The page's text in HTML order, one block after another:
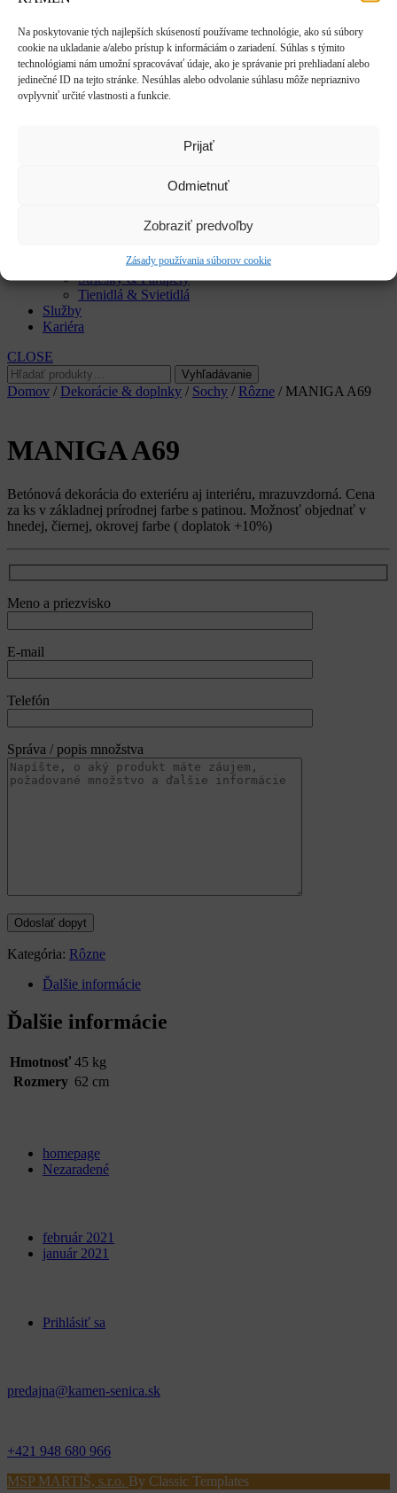
Na poskytovanie tých najlepších skúseností používame technológie, ako sú súbory
cookie na ukladanie a/alebo prístup k informáciám o zariadení. Súhlas s týmito
technológiami nám umožní spracovávať údaje, ako je správanie pri prehliadaní alebo
jedinečné ID na tejto stránke. Nesúhlas alebo odvolanie súhlasu môže nepriaznivo
ovplyvniť určité vlastnosti a funkcie.
Prijať
Odmietnuť
Zobraziť predvoľby
Zásady používania súborov cookie
Kovové kvetináče
CLASSIC
LUX
SMART
Vyvýšené záhony
Anjeli & Sv. sochy
Rôzne
Zvieratá
Striešky & Parapety
Tienidlá & Svietidlá
Služby
Kariéra
CLOSE
Hľadať:
Vyhľadávanie
Domov / Dekorácie & doplnky / Sochy / Rôzne / MANIGA A69
MANIGA A69
Betónová dekorácia do exteriéru aj interiéru, mrazuvzdorná. Cena
za ks v základnej prírodnej farbe s patinou. Možnosť objednať v
hnedej, čiernej, okrovej farbe ( doplatok +10%)
Meno a priezvisko
E-mail
Telefón
Správa / popis množstva
Kategória: Rôzne
Ďalšie informácie
Ďalšie informácie
Hmotnosť 45 kg
Rozmery 62 cm
homepage
Nezaradené
február 2021
január 2021
Prihlásiť sa
predajna@kamen-senica.sk
+421 948 680 966
MSP MARTIŠ, s.r.o. By Classic Templates